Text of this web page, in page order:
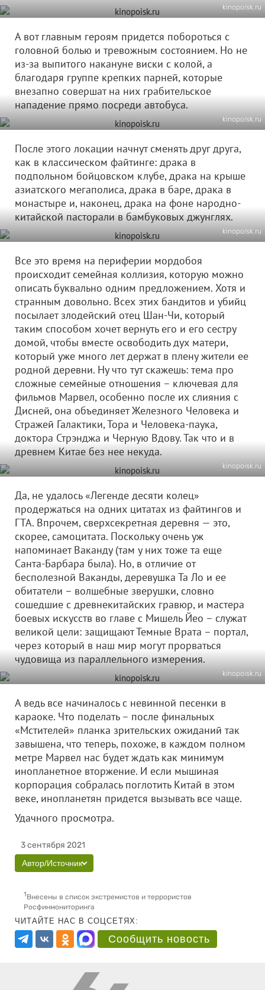
kinopoisk.ru
А вот главным героям придется побороться с
головной болью и тревожным состоянием. Но не
из-за выпитого накануне виски с колой, а
благодаря группе крепких парней, которые
внезапно совершат на них грабительское
нападение прямо посреди автобуса.
kinopoisk.ru
После этого локации начнут сменять друг друга,
как в классическом файтинге: драка в
подпольном бойцовском клубе, драка на крыше
азиатского мегаполиса, драка в баре, драка в
монастыре и, наконец, драка на фоне народно-
китайской пасторали в бамбуковых джунглях.
kinopoisk.ru
Все это время на периферии мордобоя
происходит семейная коллизия, которую можно
описать буквально одним предложением. Хотя и
странным довольно. Всех этих бандитов и убийц
посылает злодейский отец Шан-Чи, который
таким способом хочет вернуть его и его сестру
домой, чтобы вместе освободить дух матери,
который уже много лет держат в плену жители ее
родной деревни. Ну что тут скажешь: тема про
сложные семейные отношения – ключевая для
фильмов Марвел, особенно после их слияния с
Дисней, она объединяет Железного Человека и
Стражей Галактики, Тора и Человека-паука,
доктора Стрэнджа и Черную Вдову. Так что и в
древнем Китае без нее некуда.
kinopoisk.ru
Да, не удалось «Легенде десяти колец»
продержаться на одних цитатах из файтингов и
ГТА. Впрочем, сверхсекретная деревня — это,
скорее, самоцитата. Поскольку очень уж
напоминает Ваканду (там у них тоже та еще
Санта-Барбара была). Но, в отличие от
бесполезной Ваканды, деревушка Та Ло и ее
обитатели – волшебные зверушки, словно
сошедшие с древнекитайских гравюр, и мастера
боевых искусств во главе с Мишель Йео – служат
великой цели: защищают Темные Врата – портал,
через который в наш мир могут прорваться
чудовища из параллельного измерения.
kinopoisk.ru
А ведь все начиналось с невинной песенки в
караоке. Что поделать – после финальных
«Мстителей» планка зрительских ожиданий так
завышена, что теперь, похоже, в каждом полном
метре Марвел нас будет ждать как минимум
инопланетное вторжение. И если мышиная
корпорация собралась поглотить Китай в этом
веке, инопланетян придется вызывать все чаще.
Удачного просмотра.
3 сентября 2021
Автор/Источник
1Внесены в список экстремистов и террористов
Росфинмониторинга
ЧИТАЙТЕ НАС В СОЦСЕТЯХ:
Сообщить новость